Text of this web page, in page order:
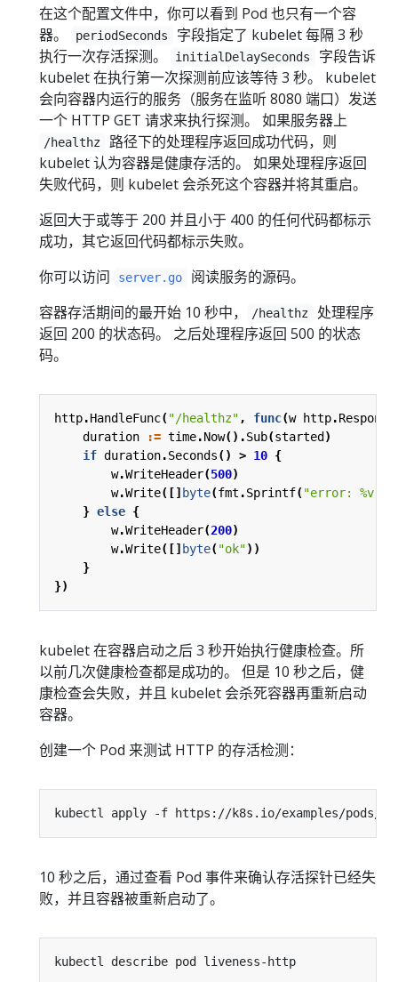
在这个配置文件中，你可以看到 Pod 也只有一个容
器。
periodSeconds
字段指定了 kubelet 每隔 3 秒
执行一次存活探测。
initialDelaySeconds
字段告诉
kubelet 在执行第一次探测前应该等待 3 秒。 kubelet
会向容器内运行的服务（服务在监听 8080 端口）发送
一个 HTTP GET 请求来执行探测。 如果服务器上
/healthz
路径下的处理程序返回成功代码，则
kubelet 认为容器是健康存活的。 如果处理程序返回
失败代码，则 kubelet 会杀死这个容器并将其重启。
返回大于或等于 200 并且小于 400 的任何代码都标示
成功，其它返回代码都标示失败。
你可以访问
server.go
阅读服务的源码。
容器存活期间的最开始 10 秒中，
/healthz
处理程序
返回 200 的状态码。 之后处理程序返回 500 的状态
码。
http.HandleFunc("/healthz" , func(w http.
duration
:= time.Now().Sub(started )
if duration.Seconds() > 10 {
w.WriteHeader(500)
w.Write([] byte(fmt .Sprintf("error: %v"
} else {
w.WriteHeader(200)
w.Write([] byte("ok"))
}
})
kubelet 在容器启动之后 3 秒开始执行健康检查。所
以前几次健康检查都是成功的。 但是 10 秒之后，健
康检查会失败，并且 kubelet 会杀死容器再重新启动
容器。
创建一个 Pod 来测试 HTTP 的存活检测：
10 秒之后，通过查看 Pod 事件来确认存活探针已经失
败，并且容器被重新启动了。